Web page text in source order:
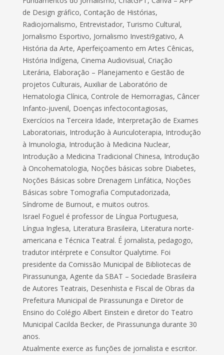
de Design gráfico, Contação de Histórias,
Radiojornalismo, Entrevistador, Turismo Cultural,
Jornalismo Esportivo, Jornalismo Investi9gativo, A
História da Arte, Aperfeiçoamento em Artes Cênicas,
História Indígena, Cinema Audiovisual, Criação
Literária, Elaboração – Planejamento e Gestão de
projetos Culturais, Auxiliar de Laboratório de
Hematologia Clínica, Controle de Hemorragias, Câncer
Infanto-juvenil, Doenças infectocontagiosas,
Exercícios na Terceira Idade, Interpretação de Exames
Laboratoriais, Introdução à Auriculoterapia, Introdução
à Imunologia, Introdução à Medicina Nuclear,
Introdução a Medicina Tradicional Chinesa, Introdução
à Oncohematologia, Noções básicas sobre Diabetes,
Noções Básicas sobre Drenagem Linfática, Noções
Básicas sobre Tomografia Computadorizada,
Síndrome de Burnout, e muitos outros.
Israel Foguel é professor de Língua Portuguesa,
Língua Inglesa, Literatura Brasileira, Literatura norte-
americana e Técnica Teatral. É jornalista, pedagogo,
tradutor intérprete e Consultor Qualytime. Foi
presidente da Comissão Municipal de Bibliotecas de
Pirassununga, Agente da SBAT – Sociedade Brasileira
de Autores Teatrais, Desenhista e Fiscal de Obras da
Prefeitura Municipal de Pirassununga e Diretor de
Ensino do Colégio Albert Einstein e diretor do Teatro
Municipal Cacilda Becker, de Pirassununga durante 30
anos.
Atualmente exerce as funções de jornalista e escritor.